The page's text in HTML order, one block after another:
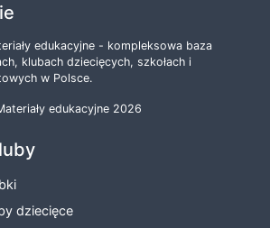
edukacyjne - kompleksowa baza
klubach dziecięcych, szkołach i
w Polsce.
edukacyjne 2026
dziecięce